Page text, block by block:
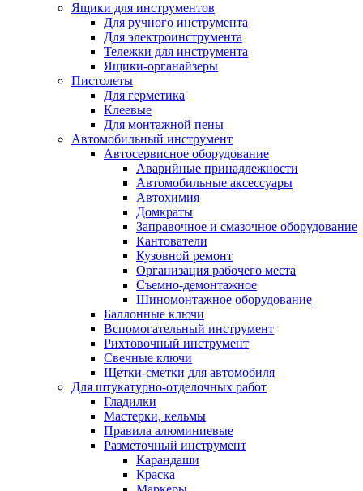
Ящики для инструментов
Для ручного инструмента
Для электроинструмента
Тележки для инструмента
Ящики-органайзеры
Пистолеты
Для герметика
Клеевые
Для монтажной пены
Автомобильный инструмент
Автосервисное оборудование
Аварийные принадлежности
Автомобильные аксессуары
Автохимия
Домкраты
Заправочное и смазочное оборудование
Кантователи
Кузовной ремонт
Организация рабочего места
Съемно-демонтажное
Шиномонтажное оборудование
Баллонные ключи
Вспомогательный инструмент
Рихтовочный инструмент
Свечные ключи
Щетки-сметки для автомобиля
Для штукатурно-отделочных работ
Гладилки
Мастерки, кельмы
Правила алюминиевые
Разметочный инструмент
Карандаши
Краска